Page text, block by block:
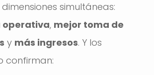
simultáneas:
operativa, mejor toma de
y más ingresos. Y los
confirman: